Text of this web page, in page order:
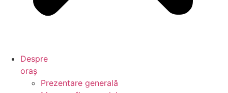
Despre
oraș
Prezentare generală